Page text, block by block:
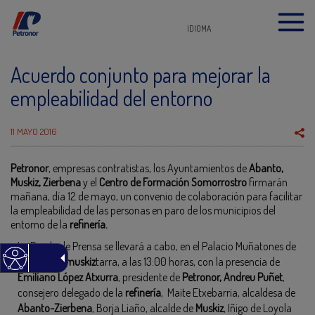
IDIOMA
Acuerdo conjunto para mejorar la
empleabilidad del entorno
11 MAYO 2016
Petronor, empresas contratistas, los Ayuntamientos deAbanto,
Muskiz, Zierbenay el Centro de Formación Somorrostro firmarán
mañana, día 12 de mayo, un convenio de colaboración para facilitar
la empleabilidad de las personas en paro de los municipios del
entorno de la refinería.
La Rueda de Prensa se llevará a cabo, en el Palacio Muñatones de
la refinería muskiztarra, a las 13:00 horas, con la presencia de
Emiliano López Atxurra, presidente de Petronor, Andreu Puñet,
consejero delegado de la refinería, Maite Etxebarria, alcaldesa de
Abanto-Zierbena, Borja Liaño, alcalde de Muskiz, Iñigo de Loyola